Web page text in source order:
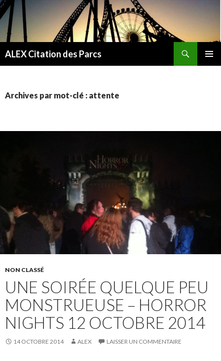
ALEX Citation des Parcs
Archives par mot-clé : attente
NON CLASSÉ
UNE SOIRÉE QUELQUE PEU
MONSTRUEUSE – HORROR
NIGHTS 12 OCTOBRE 2014
14 OCTOBRE 2014 ALEX LAISSER UN COMMENTAIRE